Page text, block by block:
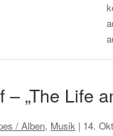
– „The Life
/ Alben, Musik | 14.